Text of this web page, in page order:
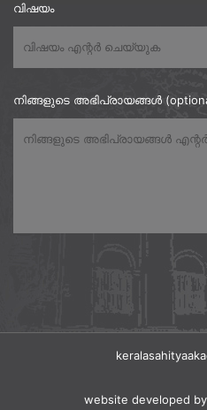
വിഷയം
നിങ്ങളുടെ അഭിപ്രായങ്ങൾ
website developed